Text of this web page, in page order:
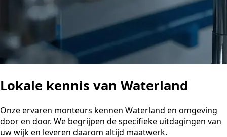
Lokale kennis van Waterland
Onze ervaren monteurs kennen Waterland en omgeving
door en door. We begrijpen de specifieke uitdagingen van
uw wijk en leveren daarom altijd maatwerk.